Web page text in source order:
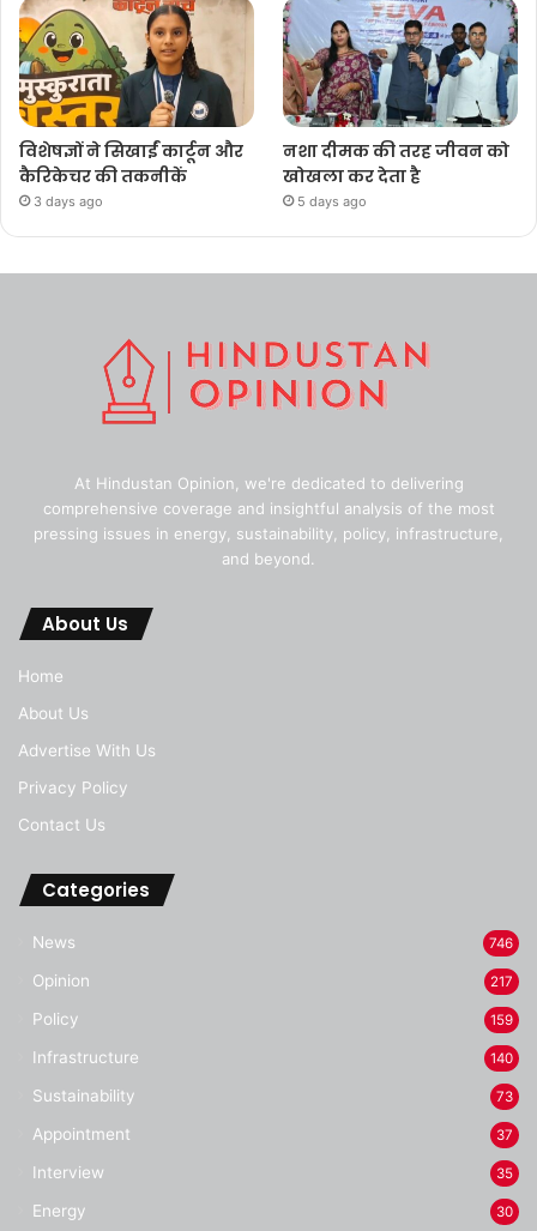
विशेषज्ञों ने सिखाईं कार्टून और
कैरिकेचर की तकनीकें
3 days ago
नशा दीमक की तरह जीवन को
खोखला कर देता है
5 days ago
At Hindustan Opinion, we're dedicated to delivering
comprehensive coverage and insightful analysis of the most
pressing issues in energy, sustainability, policy, infrastructure,
and beyond.
About Us
Home
About Us
Advertise With Us
Privacy Policy
Contact Us
Categories
News 746
Opinion 217
Policy 159
Infrastructure 140
Sustainability 73
Appointment 37
Interview 35
Energy 30